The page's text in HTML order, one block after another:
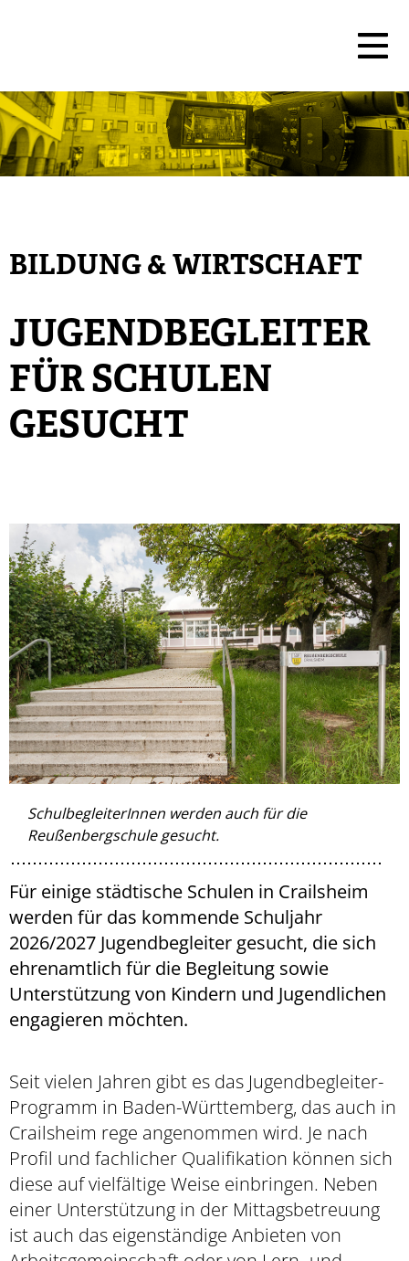
BILDUNG & WIRTSCHAFT
JUGENDBEGLEITER
FÜR SCHULEN
GESUCHT
SchulbegleiterInnen werden auch für die
Reußenbergschule gesucht.
Für einige städtische Schulen in Crailsheim
werden für das kommende Schuljahr
2026/2027 Jugendbegleiter gesucht, die sich
ehrenamtlich für die Begleitung sowie
Unterstützung von Kindern und Jugendlichen
engagieren möchten.
Seit vielen Jahren gibt es das Jugendbegleiter-
Programm in Baden-Württemberg, das auch in
Crailsheim rege angenommen wird. Je nach
Profil und fachlicher Qualifikation können sich
diese auf vielfältige Weise einbringen. Neben
einer Unterstützung in der Mittagsbetreuung
ist auch das eigenständige Anbieten von